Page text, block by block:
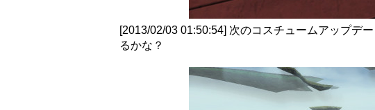
[2013/02/03 01:50:54] 次のコスチュームアップデ
るかな？